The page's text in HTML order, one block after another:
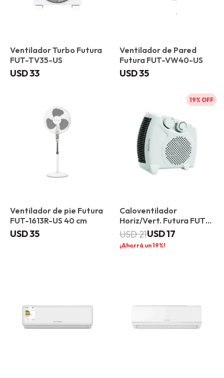
Ventilador Turbo Futura
FUT-TV35-US
USD33
Ventilador de Pared
Futura FUT-VW40-US
USD35
Ventilador de pie Futura
FUT-1613R-US 40 cm
USD35
19
Caloventilador
Horiz/Vert. Futura FUT-
CV2003VH
USD17
USD21
19